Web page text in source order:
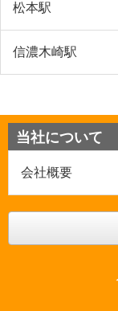
松本駅
信濃木崎駅
当社について
会社概要